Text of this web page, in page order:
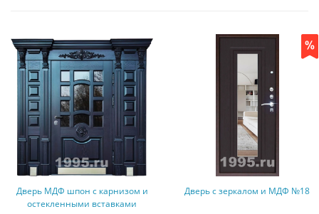
Дверь с зеркалом и МДФ №18 Дверь с МДФ с двух